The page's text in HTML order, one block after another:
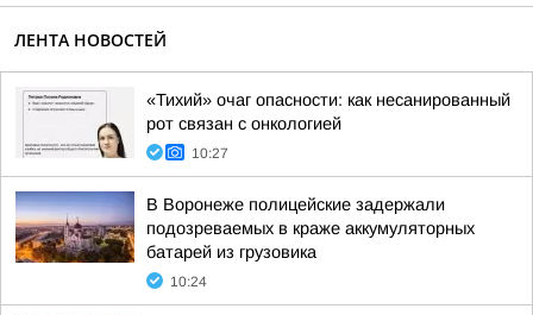
ЛЕНТА НОВОСТЕЙ
«Тихий» очаг опасности: как несанированный
рот связан с онкологией
10:27
В Воронеже полицейские задержали
подозреваемых в краже аккумуляторных
батарей из грузовика
10:24